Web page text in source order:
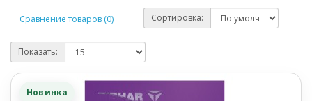
Сравнение товаров (0) Сортировка:
Показать:
Новинка